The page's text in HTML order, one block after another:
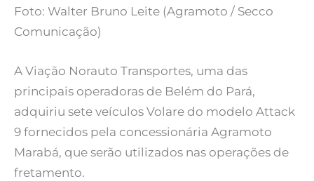
Foto: Walter Bruno Leite (Agramoto / Secco
Comunicação)
A Viação Norauto Transportes, uma das
principais operadoras de Belém do Pará,
adquiriu sete veículos Volare do modelo Attack
9 fornecidos pela concessionária Agramoto
Marabá, que serão utilizados nas operações de
fretamento.